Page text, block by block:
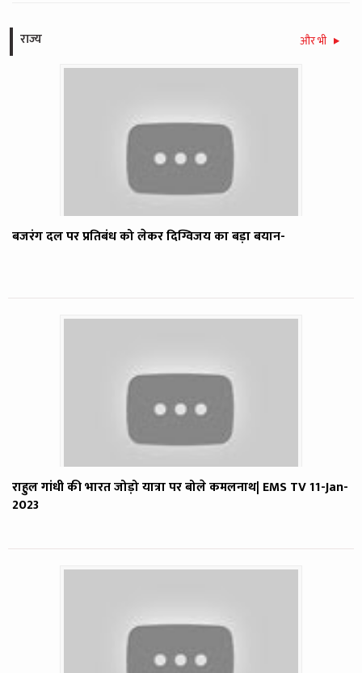
राज्य और भी
बजरंग दल पर प्रतिबंध को लेकर दिग्विजय का बड़ा बयान-
राहुल गांधी की भारत जोड़ो यात्रा पर बोले कमलनाथ| EMS TV 11-Jan-
2023